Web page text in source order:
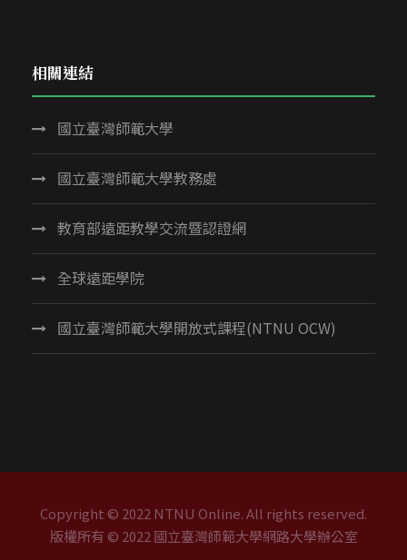
相關連結
國立臺灣師範大學
國立臺灣師範大學教務處
教育部遠距教學交流暨認證網
全球遠距學院
國立臺灣師範大學開放式課程(NTNU OCW)
Copyright © 2022 NTNU Online. All rights reserved.
版權所有 © 2022 國立臺灣師範大學網路大學辦公室